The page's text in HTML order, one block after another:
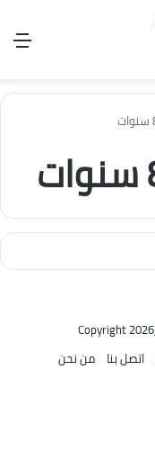
اتصل بنا من نحن